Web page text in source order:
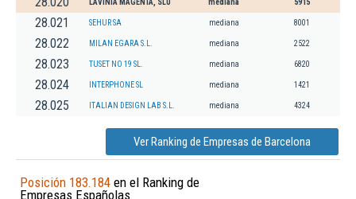
LAVINIA MAGENTA, SLU mediana 5915
28.021 SEHUR SA mediana 8001
28.022 MILAN EGARA S.L. mediana 2522
28.023 TUSET NO 19 SL. mediana 6820
28.024 INTERPHONE SL mediana 1421
28.025 ITALIAN DESIGN LAB S.L. mediana 4324
Ver Ranking de Empresas de Barcelona
Posición 183.184 en el Ranking de
Empresas Españolas